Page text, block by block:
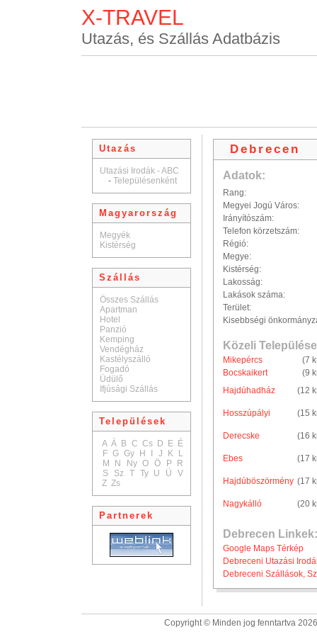
X-TRAVEL
Utazás, és Szállás Adatbázis
Utazás
Utazási Irodák - ABC
- Településenként
Magyarország
Megyék
Kistérség
Szállás
Összes Szállás
Apartman
Hotel
Panzió
Kemping
Vendégház
Kastélyszálló
Fogadó
Üdülő
Ifjúsági Szállás
Települések
A Á B C Cs D E É
F G Gy H J K
L
M
N Ny O Ö P
R
S
Sz T Ty U Ü
V
Z Zs
Partnerek
Debrecen
Adatok:
Rang:
Megyei Jogú Város:
Irányítószám:
Telefon körzetszám:
Régió:
Megye:
Kistérség:
Lakosság:
Lakások száma:
Terület:
Kisebbségi
Közeli
Mikepércs
(7
Bocskaikert
(9
Hajdúhadház
(12
Hosszúpályi (15
Derecske (16
Ebes (17
Hajdúböszörmény (17
Nagykálló (20
Debrecen Linkek:
Google Maps Térkép
Debreceni Utazási
Debreceni Szállások,
Copyright © Minden jog fenntartva